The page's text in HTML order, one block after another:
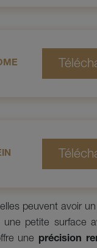
peuvent avoir
petite surface
une précision